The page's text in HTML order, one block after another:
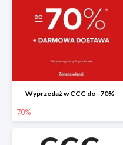
Wyprzedaż w CCC do -70%
70%